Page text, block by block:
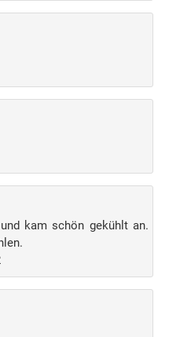
kam schön gekühlt an.